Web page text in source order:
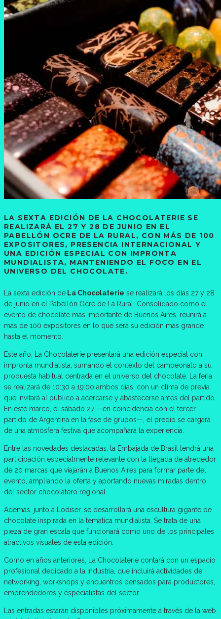
LA SEXTA EDICIÓN DE LA CHOCOLATERIE SE
REALIZARÁ EL 27 Y 28 DE JUNIO EN EL
PABELLÓN OCRE DE LA RURAL, CON MÁS DE 100
EXPOSITORES, PRESENCIA INTERNACIONAL Y
UNA EDICIÓN ESPECIAL CON IMPRONTA
MUNDIALISTA, MANTENIENDO EL FOCO EN EL
UNIVERSO DEL CHOCOLATE.
La sexta edición de La Chocolaterie se realizará los días 27 y 28
de junio en el Pabellón Ocre de La Rural. Consolidado como el
evento de chocolate más importante de Buenos Aires, reunirá a
más de 100 expositores en lo que será su edición más grande
hasta el momento.
Este año, La Chocolaterie presentará una edición especial con
impronta mundialista, sumando el contexto del campeonato a su
propuesta habitual centrada en el universo del chocolate. La feria
se realizará de 10:30 a 19:00 ambos días, con un clima de previa
que invitará al público a acercarse y abastecerse antes del partido.
En este marco, el sábado 27 —en coincidencia con el tercer
partido de Argentina en la fase de grupos—, el predio se cargará
de una atmósfera festiva que acompañará la experiencia.
Entre las novedades destacadas, la Embajada de Brasil tendrá una
participación especialmente relevante con la llegada de alrededor
de 20 marcas que viajarán a Buenos Aires para formar parte del
evento, ampliando la oferta y aportando nuevas miradas dentro
del sector chocolatero regional.
Además, junto a Lodiser, se desarrollará una escultura gigante de
chocolate inspirada en la temática mundialista. Se trata de una
pieza de gran escala que funcionará como uno de los principales
atractivos visuales de esta edición.
Como en años anteriores, La Chocolaterie contará con un espacio
profesional dedicado a la industria, que incluirá actividades de
networking, workshops y encuentros pensados para productores,
emprendedores y especialistas del sector.
Las entradas estarán disponibles próximamente a través de la web